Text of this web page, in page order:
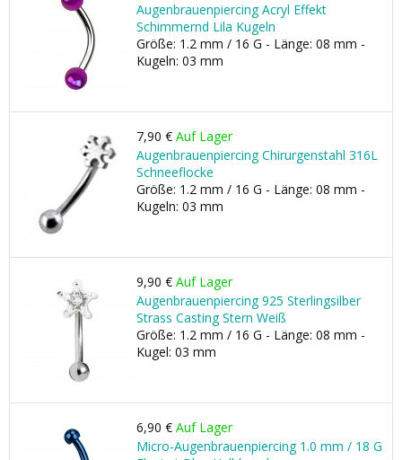
Augenbrauenpiercing Acryl Effekt
Schimmernd Lila Kugeln
Größe: 1.2 mm / 16 G - Länge: 08 mm -
Kugeln: 03 mm
7,90 € Auf Lager
Augenbrauenpiercing Chirurgenstahl 316L
Schneeflocke
Größe: 1.2 mm / 16 G - Länge: 08 mm -
Kugeln: 03 mm
9,90 € Auf Lager
Augenbrauenpiercing 925 Sterlingsilber
Strass Casting Stern Weiß
Größe: 1.2 mm / 16 G - Länge: 08 mm -
Kugel: 03 mm
6,90 € Auf Lager
Micro-Augenbrauenpiercing 1.0 mm / 18 G